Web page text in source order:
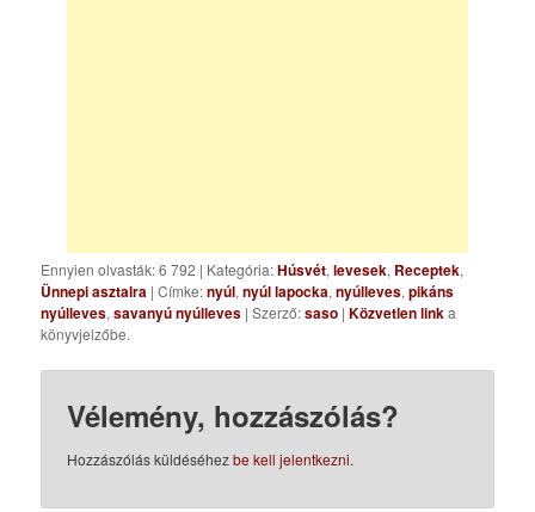
Ennyien olvasták: 6 792 | Kategória:Húsvét,levesek, Receptek,
Ünnepi asztalra | Címke:nyúl,nyúl lapocka,nyúlleves,pikáns
nyúlleves,savanyú nyúlleves | Szerző:saso |Közvetlen linka
könyvjelzőbe.
Vélemény, hozzászólás?
Hozzászólás küldéséhezbe kell jelentkezni.